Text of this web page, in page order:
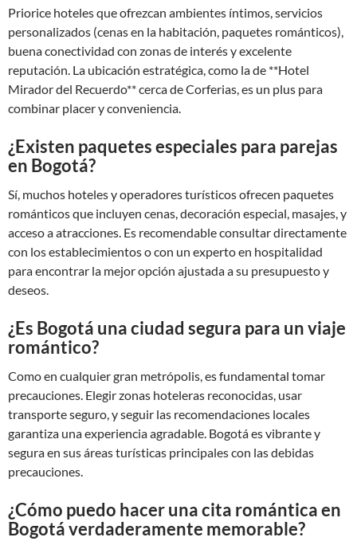
Priorice hoteles que ofrezcan ambientes íntimos, servicios
personalizados (cenas en la habitación, paquetes románticos),
buena conectividad con zonas de interés y excelente
reputación. La ubicación estratégica, como la de **Hotel
Mirador del Recuerdo** cerca de Corferias, es un plus para
combinar placer y conveniencia.
¿Existen paquetes especiales para parejas
en Bogotá?
Sí, muchos hoteles y operadores turísticos ofrecen paquetes
románticos que incluyen cenas, decoración especial, masajes, y
acceso a atracciones. Es recomendable consultar directamente
con los establecimientos o con un experto en hospitalidad
para encontrar la mejor opción ajustada a su presupuesto y
deseos.
¿Es Bogotá una ciudad segura para un viaje
romántico?
Como en cualquier gran metrópolis, es fundamental tomar
precauciones. Elegir zonas hoteleras reconocidas, usar
transporte seguro, y seguir las recomendaciones locales
garantiza una experiencia agradable. Bogotá es vibrante y
segura en sus áreas turísticas principales con las debidas
precauciones.
¿Cómo puedo hacer una cita romántica en
Bogotá verdaderamente memorable?